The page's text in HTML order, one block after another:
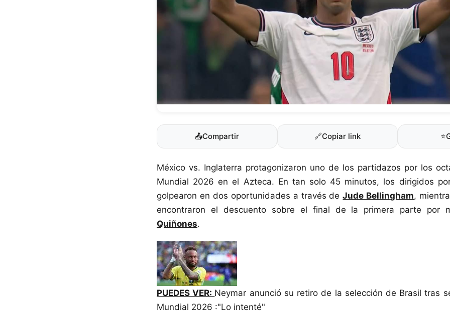
📤Compartir 🔗Copiar link ⭐
México vs. Inglaterra protagonizaron uno de los partidazos por los
Mundial 2026 en el Azteca. En tan solo 45 minutos, los dirigidos
golpearon en dos oportunidades a través deJude Bellingham,
encontraron el descuento sobre el final de la primera parte por
Quiñones.
PUEDES VER: Neymar anunció su retiro de la selección de Brasil tras
Mundial 2026 :"Lo intenté"